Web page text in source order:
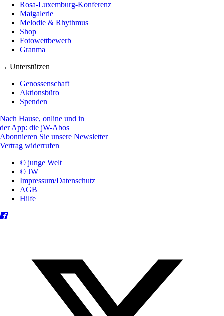
Rosa-Luxemburg-Konferenz
Maigalerie
Melodie & Rhythmus
Shop
Fotowettbewerb
Granma
→ Unterstützen
Genossenschaft
Aktionsbüro
Spenden
Nach Hause, online und in
der App: die jW-Abos
Abonnieren Sie unsere Newsletter
Vertrag widerrufen
© junge Welt
© JW
Impressum/Datenschutz
AGB
Hilfe